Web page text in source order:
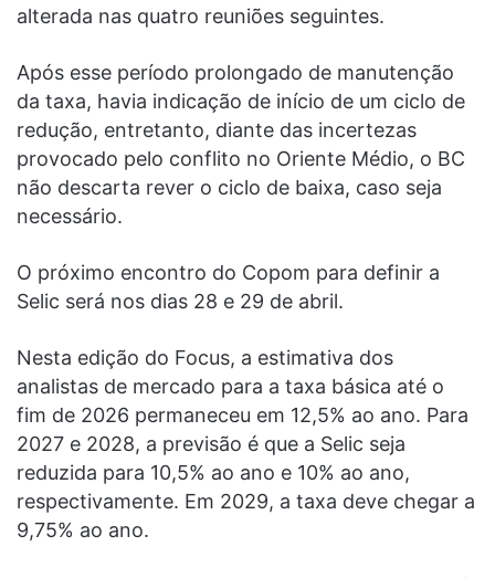
alterada nas quatro reuniões seguintes.
Após esse período prolongado de manutenção
da taxa, havia indicação de início de um ciclo de
redução, entretanto, diante das incertezas
provocado pelo conflito no Oriente Médio, o BC
não descarta rever o ciclo de baixa, caso seja
necessário.
O próximo encontro do Copom para definir a
Selic será nos dias 28 e 29 de abril.
Nesta edição do Focus, a estimativa dos
analistas de mercado para a taxa básica até o
fim de 2026 permaneceu em 12,5% ao ano. Para
2027 e 2028, a previsão é que a Selic seja
reduzida para 10,5% ao ano e 10% ao ano,
respectivamente. Em 2029, a taxa deve chegar a
9,75% ao ano.